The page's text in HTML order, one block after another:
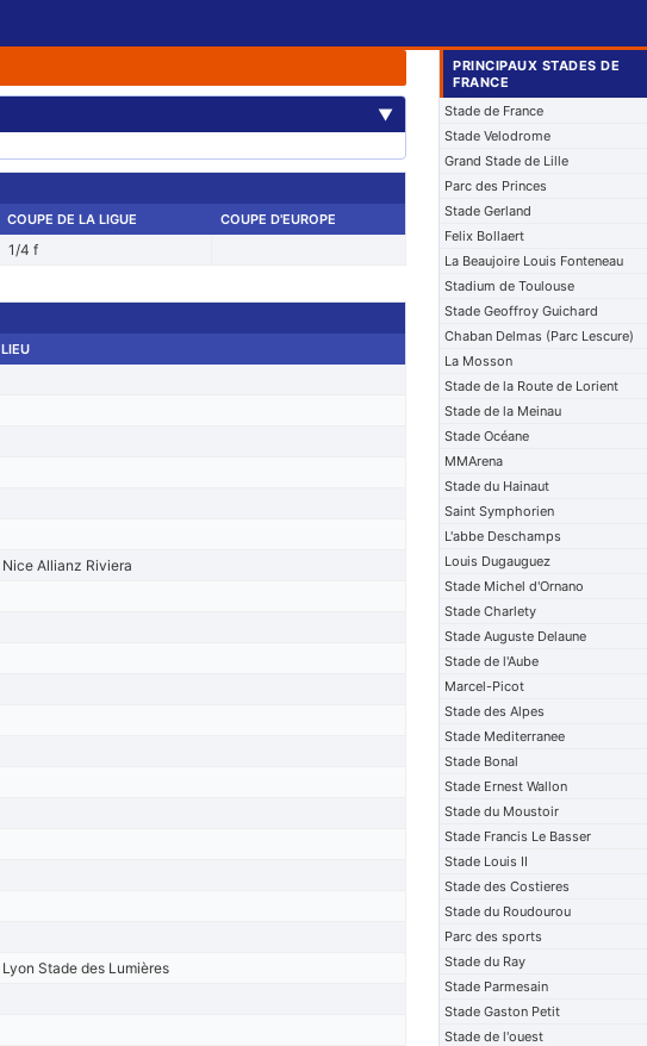
▼
COUPE DE LA LIGUE COUPE D'EUROPE
1/4 f
LIEU
Nice Allianz Riviera
Lyon Stade des Lumières
PRINCIPAUX STADES DE
FRANCE
Stade de France
Stade Velodrome
Grand Stade de Lille
Parc des Princes
Stade Gerland
Felix Bollaert
La Beaujoire Louis Fonteneau
Stadium de Toulouse
Stade Geoffroy Guichard
Chaban Delmas (Parc Lescure)
La Mosson
Stade de la Route de Lorient
Stade de la Meinau
Stade Océane
MMArena
Stade du Hainaut
Saint Symphorien
L'abbe Deschamps
Louis Dugauguez
Stade Michel d'Ornano
Stade Charlety
Stade Auguste Delaune
Stade de l'Aube
Marcel-Picot
Stade des Alpes
Stade Mediterranee
Stade Bonal
Stade Ernest Wallon
Stade du Moustoir
Stade Francis Le Basser
Stade Louis II
Stade des Costieres
Stade du Roudourou
Parc des sports
Stade du Ray
Stade Parmesain
Stade Gaston Petit
Stade de l'ouest